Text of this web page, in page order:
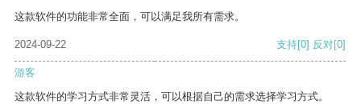
这款软件的功能非常全面，可以满足我所有需求。
2024-09-22 支持[0] 反对[0]
游客
这款软件的学习方式非常灵活，可以根据自己的需求选择学习方式。